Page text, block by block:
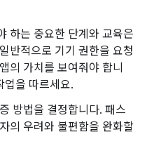
하는 중요한 단계와 교육은
반적으로 기기 권한을 요청
의 가치를 보여줘야 합니
업을 따르세요.
방법을 결정합니다. 패스
의 우려와 불편함을 완화할